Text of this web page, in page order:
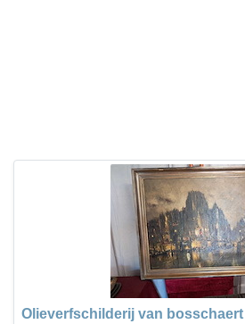
Olieverfschilderij van bosschaert